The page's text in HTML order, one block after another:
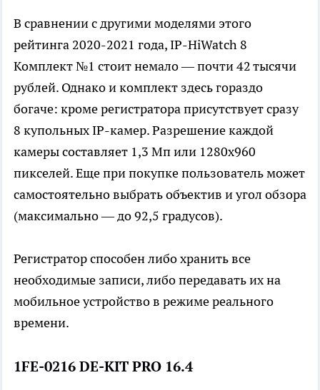
В сравнении с другими моделями этого
рейтинга 2020-2021 года, IP-HiWatch 8
Комплект №1 стоит немало — почти 42 тысячи
рублей. Однако и комплект здесь гораздо
богаче: кроме регистратора присутствует сразу
8 купольных IP-камер. Разрешение каждой
камеры составляет 1,3 Мп или 1280х960
пикселей. Еще при покупке пользователь может
самостоятельно выбрать объектив и угол обзора
(максимально — до 92,5 градусов).
Регистратор способен либо хранить все
необходимые записи, либо передавать их на
мобильное устройство в режиме реального
времени.
1FE-0216 DE-KIT PRO 16.4